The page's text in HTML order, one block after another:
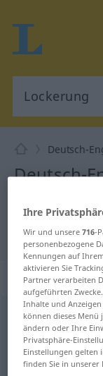
Deutsch-
Deutsch-
Lockerungf <
Übersicht
(Für mehr Details
Ihre
Wir und unsere716-
personenbezogene
Kennungen auf
aktivieren Sie
Partner verarbeiten
aufgeführten
Inhalte und
können dieses
ändern oder Ihre
Privatsphäre-
Einstellungen gelten
finden Sie in unserer